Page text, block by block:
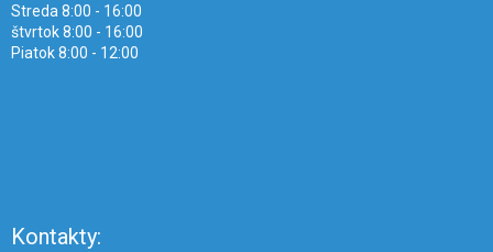
Streda 8:00 - 16:00
štvrtok 8:00 - 16:00
Piatok 8:00 - 12:00
Kontakty: